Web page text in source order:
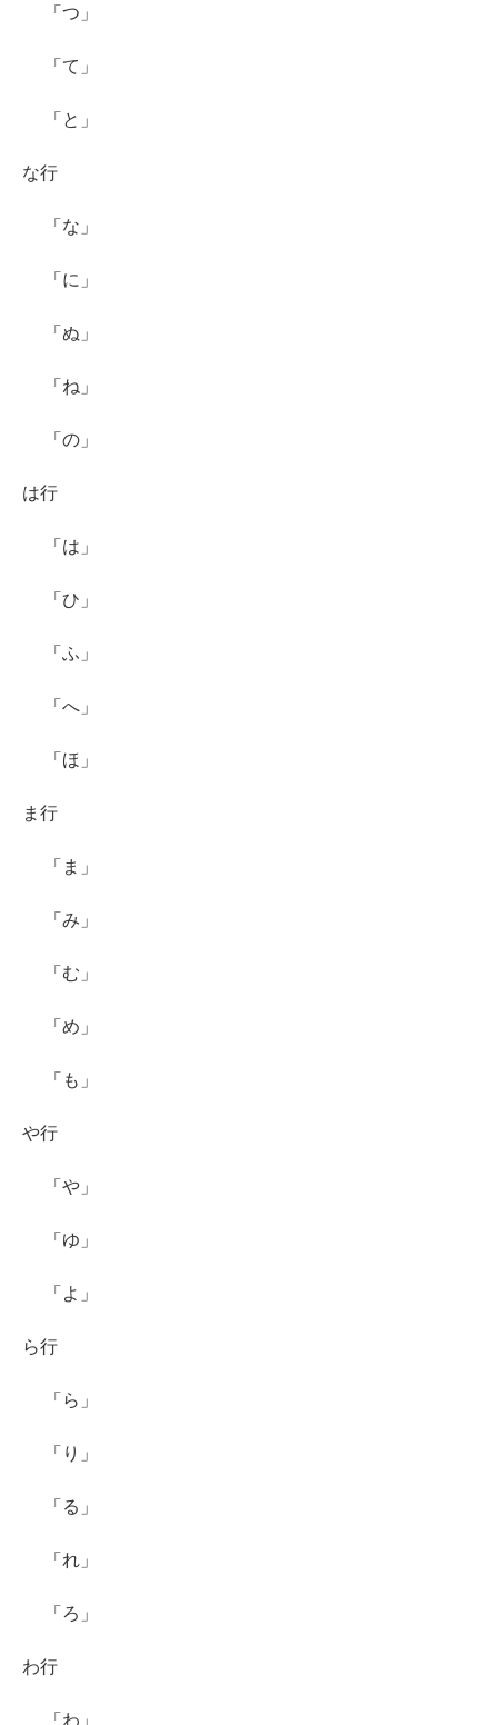
「つ」
「て」
「と」
な行
「な」
「に」
「ぬ」
「ね」
「の」
は行
「は」
「ひ」
「ふ」
「へ」
「ほ」
ま行
「ま」
「み」
「む」
「め」
「も」
や行
「や」
「ゆ」
「よ」
ら行
「ら」
「り」
「る」
「れ」
「ろ」
わ行
「わ」